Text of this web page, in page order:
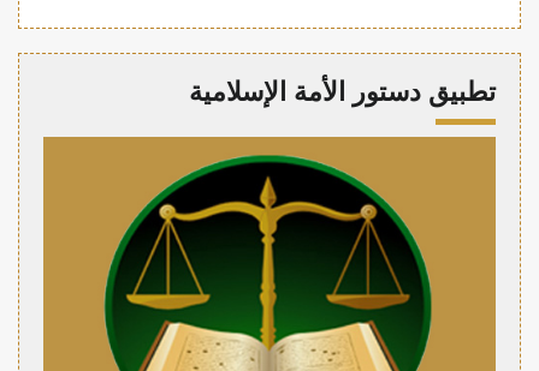
تطبيق دستور الأمة الإسلامية